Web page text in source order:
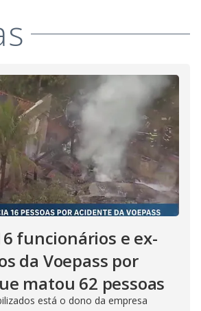
funcionários e ex-
da Voepass por
matou 62 pessoas
está o dono da empresa